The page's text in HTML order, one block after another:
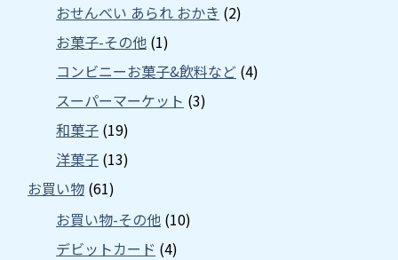
おせんべい あられ おかき (2)
お菓子-その他 (1)
コンビニーお菓子&飲料など (4)
スーパーマーケット (3)
和菓子 (19)
洋菓子 (13)
お買い物 (61)
お買い物-その他 (10)
デビットカード (4)